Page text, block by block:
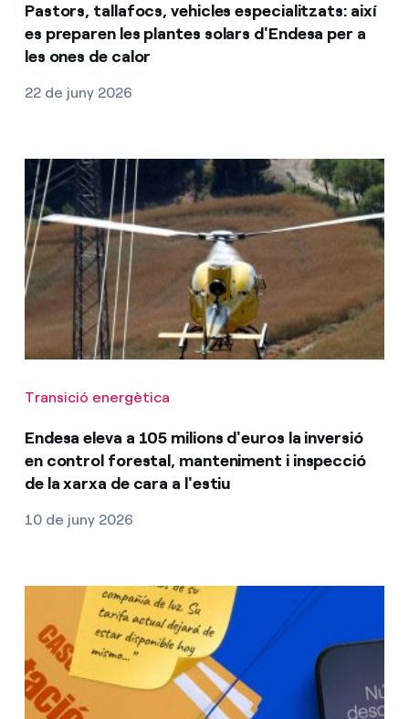
Pastors, tallafocs, vehicles especialitzats: així
es preparen les plantes solars d'Endesa per a
les ones de calor
22 de juny 2026
Transició energètica
Endesa eleva a 105 milions d'euros la inversió
en control forestal, manteniment i inspecció
de la xarxa de cara a l'estiu
10 de juny 2026